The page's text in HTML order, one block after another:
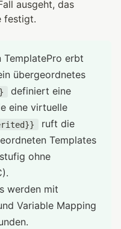
ausgeht, das
festigt.
TemplatePro erbt
übergeordnetes
definiert eine
eine virtuelle
ruft die
Templates
ohne
werden mit
Variable Mapping